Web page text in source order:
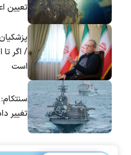
تعیین
/ اگر تا
است
تغییر